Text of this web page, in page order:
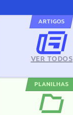
ARTIGOS
VER TODOS
PLANILHAS